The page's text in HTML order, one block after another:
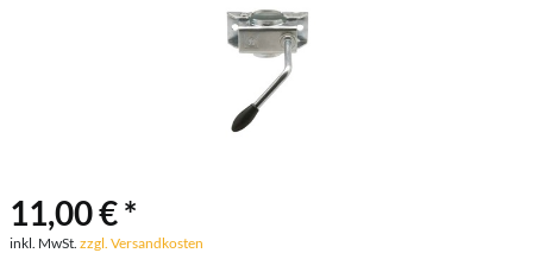
11,00 € *
inkl. MwSt. zzgl. Versandkosten